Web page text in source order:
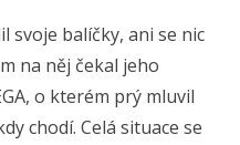
svoje balíčky, ani se nic
na něj čekal jeho
o kterém prý mluvil
chodí. Celá situace se